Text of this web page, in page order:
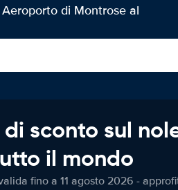
di Montrose al
di sconto sul
il mondo
fino a 11 agosto 2026 -